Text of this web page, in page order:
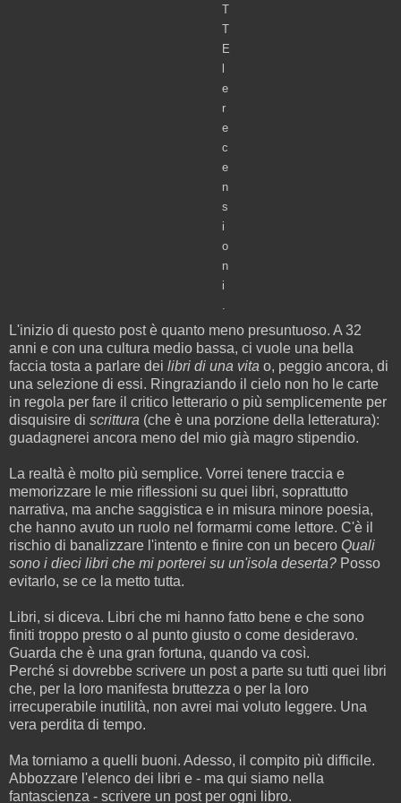
T
T
E
e
r
e
c
e
n
s
i
o
n
i
.
L'inizio di questo post è quanto meno presuntuoso. A 32
anni e con una cultura medio bassa, ci vuole una bella
faccia tosta a parlare dei libri di una vita o, peggio ancora, di
una selezione di essi. Ringraziando il cielo non ho le carte
in regola per fare il critico letterario o più semplicemente per
disquisire di scrittura (che è una porzione della letteratura):
guadagnerei ancora meno del mio già magro stipendio.
La realtà è molto più semplice. Vorrei tenere traccia e
memorizzare le mie riflessioni su quei libri, soprattutto
narrativa, ma anche saggistica e in misura minore poesia,
che hanno avuto un ruolo nel formarmi come lettore. C'è il
rischio di banalizzare l'intento e finire con un becero Quali
sono i dieci libri che mi porterei su un'isola deserta? Posso
evitarlo, se ce la metto tutta.
Libri, si diceva. Libri che mi hanno fatto bene e che sono
finiti troppo presto o al punto giusto o come desideravo.
Guarda che è una gran fortuna, quando va così.
Perché si dovrebbe scrivere un post a parte su tutti quei libri
che, per la loro manifesta bruttezza o per la loro
irrecuperabile inutilità, non avrei mai voluto leggere. Una
vera perdita di tempo.
Ma torniamo a quelli buoni. Adesso, il compito più difficile.
Abbozzare l'elenco dei libri e - ma qui siamo nella
fantascienza - scrivere un post per ogni libro.